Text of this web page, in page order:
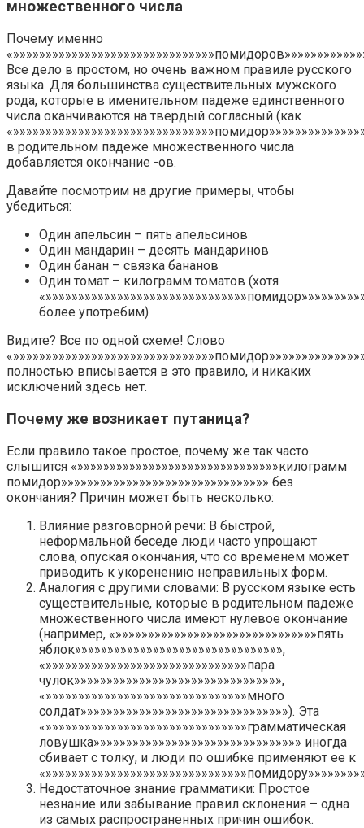
множественного числа
Почему именно
Все дело в простом, но очень важном правиле русского
языка. Для большинства существительных мужского
рода, которые в именительном падеже единственного
числа оканчиваются на твердый согласный (как
в родительном падеже множественного числа
добавляется окончание -ов.
Давайте посмотрим на другие примеры, чтобы
убедиться:
Один апельсин – пять апельсинов
Один мандарин – десять мандаринов
Один банан – связка бананов
Один томат – килограмм томатов (хотя
более употребим)
Видите? Все по одной схеме! Слово
полностью вписывается в это правило, и никаких
исключений здесь нет.
Почему же возникает путаница?
Если правило такое простое, почему же так часто
слышится «»»»»»»»»»»»»»»»»»»»»»»»»»»»»»»»килограмм
помидор»»»»»»»»»»»»»»»»»»»»»»»»»»»»»»»» без
окончания? Причин может быть несколько:
Влияние разговорной речи: В быстрой,
неформальной беседе люди часто упрощают
слова, опуская окончания, что со временем может
приводить к укоренению неправильных форм.
Аналогия с другими словами: В русском языке есть
существительные, которые в родительном падеже
множественного числа имеют нулевое окончание
(например, «»»»»»»»»»»»»»»»»»»»»»»»»»»»»»»»пять
яблок»»»»»»»»»»»»»»»»»»»»»»»»»»»»»»»»,
«»»»»»»»»»»»»»»»»»»»»»»»»»»»»»»»пара
чулок»»»»»»»»»»»»»»»»»»»»»»»»»»»»»»»»,
«»»»»»»»»»»»»»»»»»»»»»»»»»»»»»»»много
солдат»»»»»»»»»»»»»»»»»»»»»»»»»»»»»»»»). Эта
«»»»»»»»»»»»»»»»»»»»»»»»»»»»»»»»грамматическая
ловушка»»»»»»»»»»»»»»»»»»»»»»»»»»»»»»»» иногда
сбивает с толку, и люди по ошибке применяют ее к
Недостаточное знание грамматики: Простое
незнание или забывание правил склонения – одна
из самых распространенных причин ошибок.